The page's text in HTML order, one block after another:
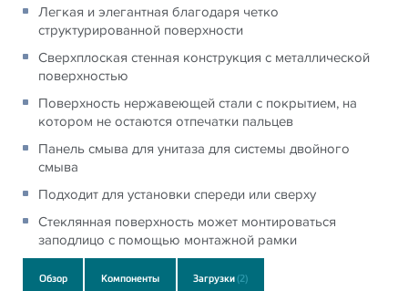
Легкая и элегантная благодаря четко
структурированной поверхности
Сверхплоская стенная конструкция с металлической
поверхностью
Поверхность нержавеющей стали с покрытием, на
котором не остаются отпечатки пальцев
Панель смыва для унитаза для системы двойного
смыва
Подходит для установки спереди или сверху
Стеклянная поверхность может монтироваться
заподлицо с помощью монтажной рамки
Обзор Компоненты Загрузки(2)